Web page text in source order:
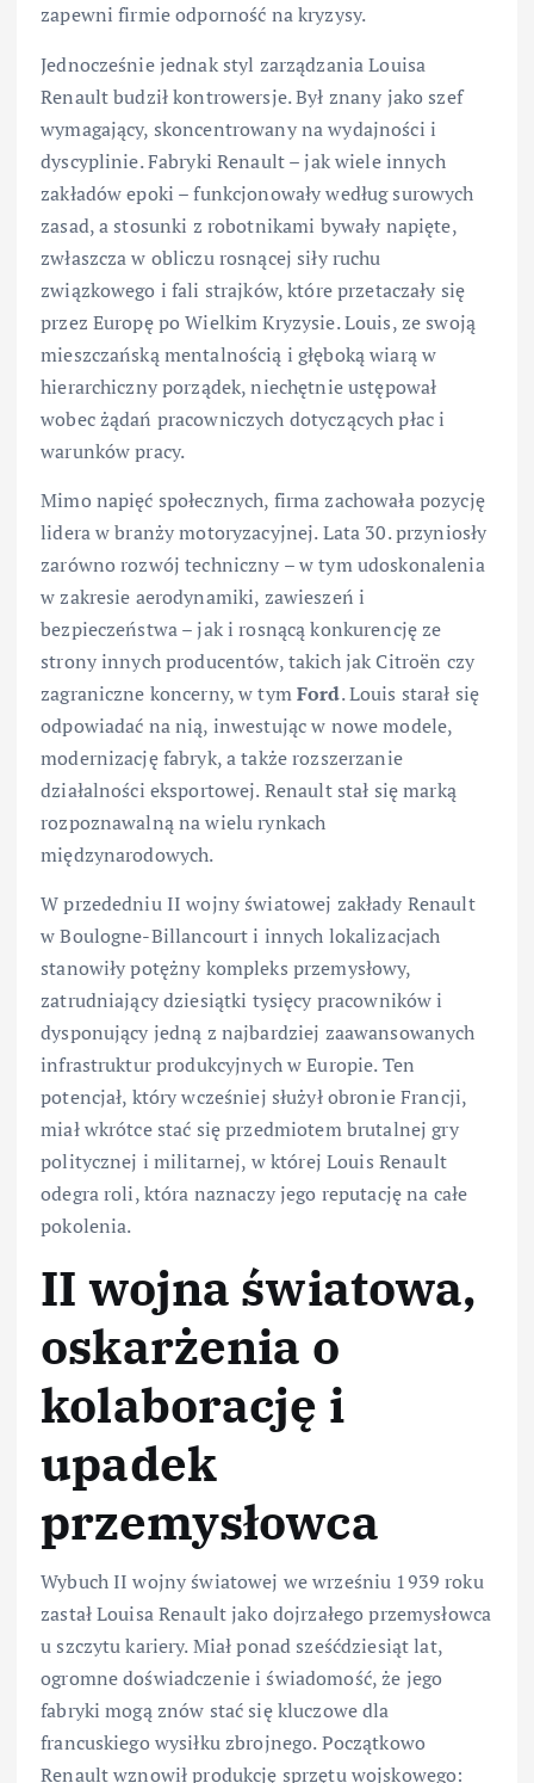
zapewni firmie odporność na kryzysy.
Jednocześnie jednak styl zarządzania Louisa
Renault budził kontrowersje. Był znany jako szef
wymagający, skoncentrowany na wydajności i
dyscyplinie. Fabryki Renault – jak wiele innych
zakładów epoki – funkcjonowały według surowych
zasad, a stosunki z robotnikami bywały napięte,
zwłaszcza w obliczu rosnącej siły ruchu
związkowego i fali strajków, które przetaczały się
przez Europę po Wielkim Kryzysie. Louis, ze swoją
mieszczańską mentalnością i głęboką wiarą w
hierarchiczny porządek, niechętnie ustępował
wobec żądań pracowniczych dotyczących płac i
warunków pracy.
Mimo napięć społecznych, firma zachowała pozycję
lidera w branży motoryzacyjnej. Lata 30. przyniosły
zarówno rozwój techniczny – w tym udoskonalenia
w zakresie aerodynamiki, zawieszeń i
bezpieczeństwa – jak i rosnącą konkurencję ze
strony innych producentów, takich jak Citroën czy
zagraniczne koncerny, w tymFord. Louis starał się
odpowiadać na nią, inwestując w nowe modele,
modernizację fabryk, a także rozszerzanie
działalności eksportowej. Renault stał się marką
rozpoznawalną na wielu rynkach
międzynarodowych.
W przededniu II wojny światowej zakłady Renault
w Boulogne-Billancourt i innych lokalizacjach
stanowiły potężny kompleks przemysłowy,
zatrudniający dziesiątki tysięcy pracowników i
dysponujący jedną z najbardziej zaawansowanych
infrastruktur produkcyjnych w Europie. Ten
potencjał, który wcześniej służył obronie Francji,
miał wkrótce stać się przedmiotem brutalnej gry
politycznej i militarnej, w której Louis Renault
odegra roli, która naznaczy jego reputację na całe
pokolenia.
II wojna światowa,
oskarżenia o
kolaborację i
upadek
przemysłowca
Wybuch II wojny światowej we wrześniu 1939 roku
zastał Louisa Renault jako dojrzałego przemysłowca
u szczytu kariery. Miał ponad sześćdziesiąt lat,
ogromne doświadczenie i świadomość, że jego
fabryki mogą znów stać się kluczowe dla
francuskiego wysiłku zbrojnego. Początkowo
Renault wznowił produkcję sprzętu wojskowego: